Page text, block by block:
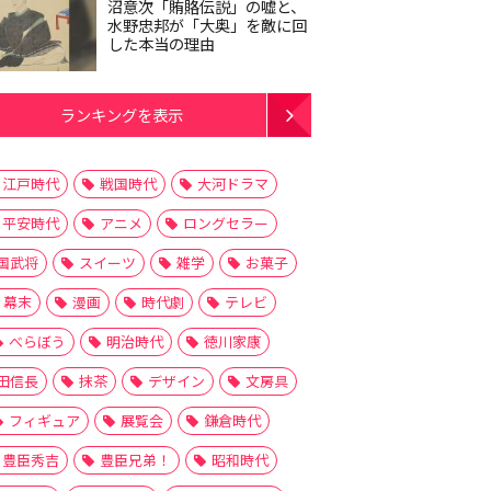
沼意次「賄賂伝説」の嘘と、
水野忠邦が「大奥」を敵に回
した本当の理由
ランキングを表示
江戸時代 戦国時代
大河ドラマ
平安時代
アニメ
ロングセラー
武将
スイーツ 雑学
お菓子
幕末
漫画 時代劇
テレビ
べらぼう
明治時代
徳川家康
信長
抹茶 デザイン
文房具
フィギュア
展覧会
鎌倉時代
豊臣秀吉
豊臣兄弟！
昭和時代